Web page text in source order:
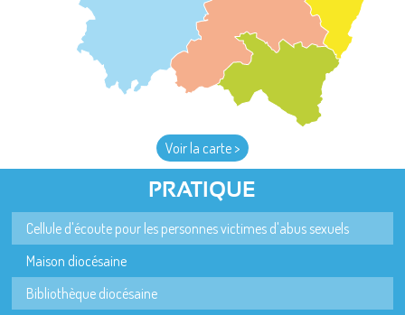
Voir la carte >
PRATIQUE
Cellule d'écoute pour les personnes victimes d'abus sexuels
Maison diocésaine
Bibliothèque diocésaine